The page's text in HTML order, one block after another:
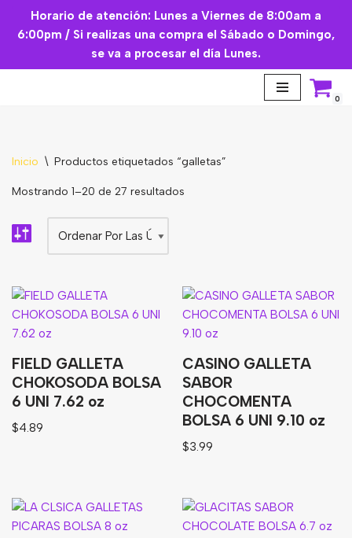
Saltar
Horario de atención: Lunes a Viernes de 8:00am a
6:00pm / Si realizas una compra el Sábado o Domingo,
se va a procesar el día Lunes.
0
Aceites Esenciales
Cremas Faciales
Básicos de Cocina
Granos
Harinas
Edulcorante
Enlatados
Sopas
Inicio \ Productos etiquetados “galletas”
Mostrando 1–20 de 27 resultados
FIELD GALLETA
CHOKOSODA BOLSA
6 UNI 7.62 oz
$4.89
CASINO GALLETA
SABOR
CHOCOMENTA
BOLSA 6 UNI 9.10 oz
$3.99